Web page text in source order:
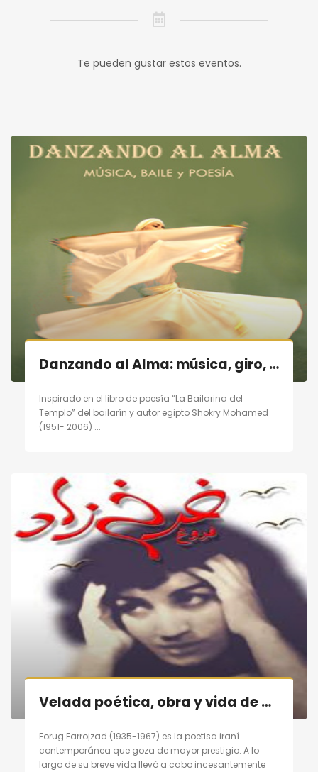
Te pueden gustar estos eventos.
Danzando al Alma: música, giro, poesía en Madrid el 19/11/11
Inspirado en el libro de poesía “La Bailarina del
Templo” del bailarín y autor egipto Shokry Mohamed
(1951- 2006) ...
Velada poética, obra y vida de poetisa contemporánea persa «Forugh Farrojzad» en Madrid el 29/10/11
Forug Farrojzad (1935-1967) es la poetisa iraní
contemporánea que goza de mayor prestigio. A lo
largo de su breve vida llevó a cabo incesantemente